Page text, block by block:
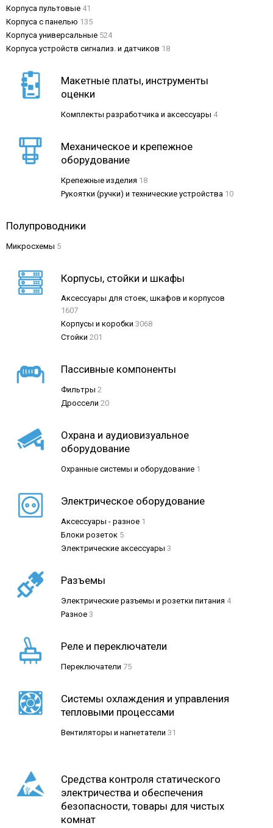
Корпуса пультовые 41
Корпуса с панелью 135
Корпуса универсальные 524
Корпуса устройств сигнализ. и датчиков 18
Макетные платы, инструменты
оценки
Комплекты разработчика и аксессуары 4
Механическое и крепежное
оборудование
Крепежные изделия 18
Рукоятки (ручки) и технические устройства 10
Полупроводники
Микросхемы 5
Корпусы, стойки и шкафы
Аксессуары для стоек, шкафов и корпусов
1607
Корпусы и коробки 3068
Стойки 201
Пассивные компоненты
Фильтры 2
Дроссели 20
Охрана и аудиовизуальное
оборудование
Охранные системы и оборудование 1
Электрическое оборудование
Аксессуары - разное 1
Блоки розеток 5
Электрические аксессуары 3
Разъемы
Электрические разъемы и розетки питания 4
Разное 3
Реле и переключатели
Переключатели 75
Системы охлаждения и управления
тепловыми процессами
Вентиляторы и нагнетатели 31
Средства контроля статического
электричества и обеспечения
безопасности, товары для чистых
комнат